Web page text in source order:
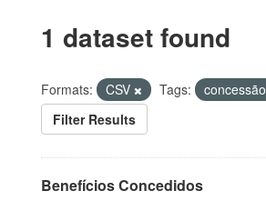
1 dataset found
Formats: CSV Tags:
concessão
Filter Results
Benefícios Concedidos